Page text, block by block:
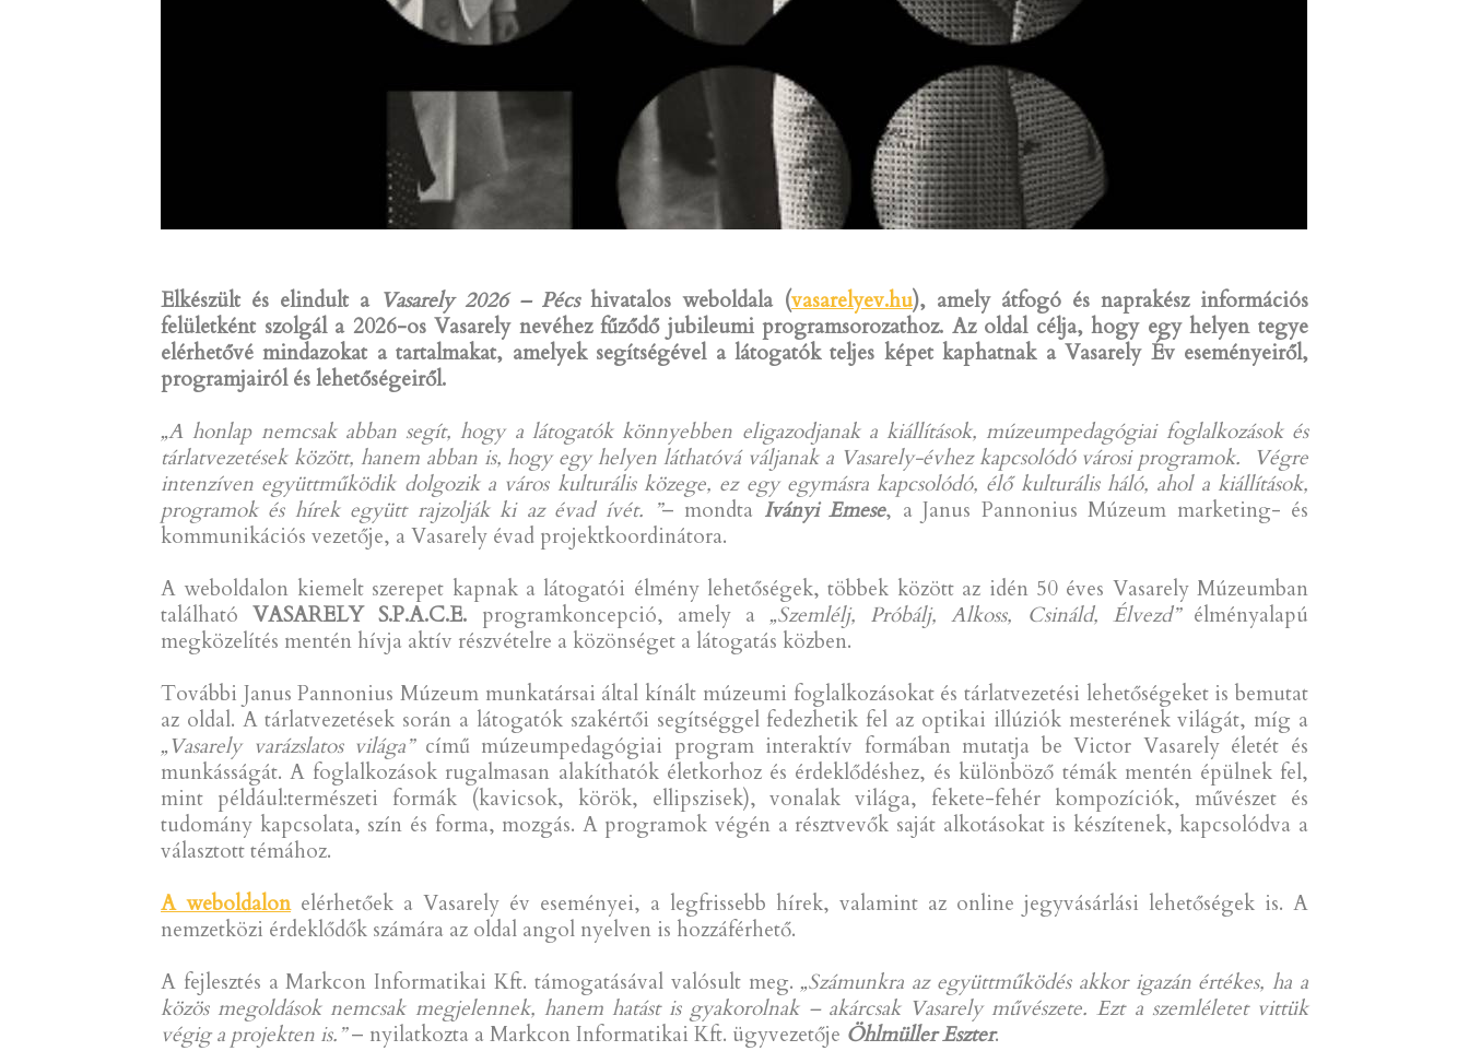
Elkészült és elindult a Vasarely 2026 – Pécshivatalos weboldala (vasarelyev.hu), amely átfogó és naprakész információs
felületként szolgál a 2026-os Vasarely nevéhez fűződő jubileumi programsorozathoz. Az oldal célja, hogy egy helyen tegye
elérhetővé mindazokat a tartalmakat, amelyek segítségével a látogatók teljes képet kaphatnak a Vasarely Év eseményeiről,
programjairól és lehetőségeiről.
„A honlap nemcsak abban segít, hogy a látogatók könnyebben eligazodjanak a kiállítások, múzeumpedagógiai foglalkozások és
tárlatvezetések között, hanem abban is, hogy egy helyen láthatóvá váljanak a Vasarely-évhez kapcsolódó városi programok. Végre
intenzíven együttműködik dolgozik a város kulturális közege, ez egy egymásra kapcsolódó, élő kulturális háló, ahol a kiállítások,
programok és hírek együtt rajzolják ki az évad ívét. ”– mondta Iványi Emese, a Janus Pannonius Múzeum marketing- és
kommunikációs vezetője, a Vasarely évad projektkoordinátora.
A weboldalon kiemelt szerepet kapnak a látogatói élmény lehetőségek, többek között az idén 50 éves Vasarely Múzeumban
találhatóVASARELY S.P.A.C.E. programkoncepció, amely a„Szemlélj, Próbálj, Alkoss, Csináld, Élvezd”élményalapú
megközelítés mentén hívja aktív részvételre a közönséget a látogatás közben.
További Janus Pannonius Múzeum munkatársai által kínált múzeumi foglalkozásokat és tárlatvezetési lehetőségeket is bemutat
az oldal. A tárlatvezetések során a látogatók szakértői segítséggel fedezhetik fel az optikai illúziók mesterének világát, míg a
„Vasarely varázslatos világa”című múzeumpedagógiai program interaktív formában mutatja be Victor Vasarely életét és
munkásságát. A foglalkozások rugalmasan alakíthatók életkorhoz és érdeklődéshez, és különböző témák mentén épülnek fel,
mint például:természeti formák (kavicsok, körök, ellipszisek), vonalak világa, fekete-fehér kompozíciók, művészet és
tudomány kapcsolata, szín és forma, mozgás. A programok végén a résztvevők saját alkotásokat is készítenek, kapcsolódva a
választott témához.
A weboldalonelérhetőek a Vasarely év eseményei, a legfrissebb hírek, valamint az online jegyvásárlási lehetőségek is. A
nemzetközi érdeklődők számára az oldal angol nyelven is hozzáférhető.
A fejlesztés a Markcon Informatikai Kft. támogatásával valósult meg.„Számunkra az együttműködés akkor igazán értékes, ha a
közös megoldások nemcsak megjelennek, hanem hatást is gyakorolnak – akárcsak Vasarely művészete.Ezt a szemléletet vittük
végig a projekten is.”– nyilatkozta a Markcon Informatikai Kft. ügyvezetője Öhlmüller Eszter.